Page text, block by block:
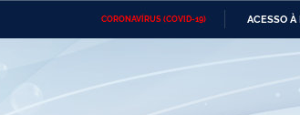
CORONAVÍRUS (COVID-19) ACESSO À
Ministério das